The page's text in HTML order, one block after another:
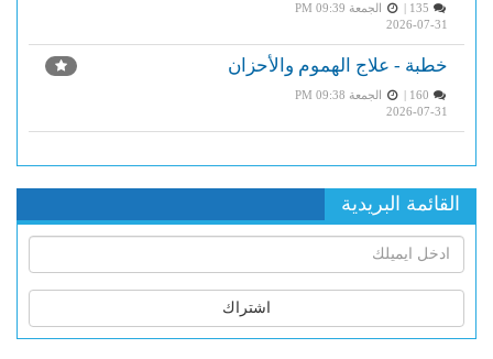
الجمعة PM 09:39
2026-07-31
خطبة - علاج الهموم والأحزان
الجمعة PM 09:38
2026-07-31
القائمة البريدية
اشتراك